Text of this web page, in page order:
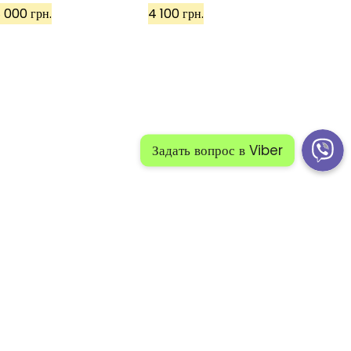
000 грн. 4 100 грн.
Задать вопрос в Viber